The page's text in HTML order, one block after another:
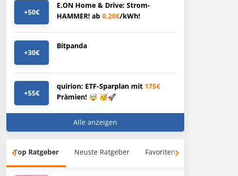
+50€
E.ON Home & Drive: Strom-
HAMMER! ab 0,20€/kWh!
+30€
Bitpanda
+55€
quirion: ETF-Sparplan mit 175€
Prämien! 🤯 🥳🚀
Alle anzeigen
Top Ratgeber Neuste Ratgeber Favoriten